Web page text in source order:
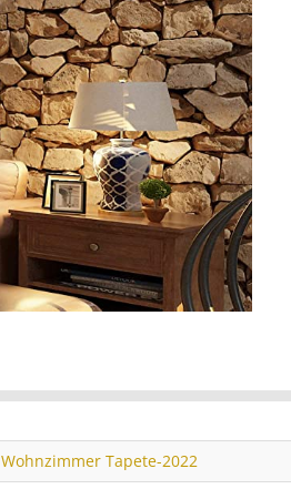
Wohnzimmer Tapete-2022